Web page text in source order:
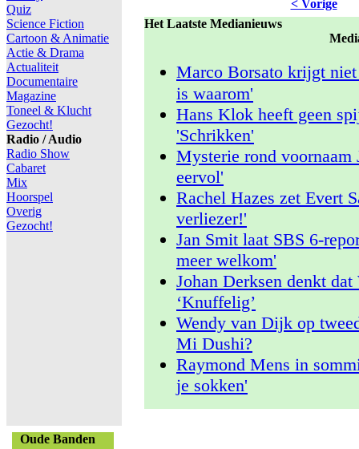
Quiz
Science Fiction
Cartoon & Animatie
Actie & Drama
Actualiteit
Documentaire
Magazine
Toneel & Klucht
Gezocht!
Radio / Audio
Radio Show
Cabaret
Mix
Hoorspel
Overig
Gezocht!
Oude Banden
< Vorige
Het Laatste Medianieuws
Marco Borsato krijgt
is waarom'
Hans Klok heeft geen
'Schrikken'
Mysterie rond voornaam
eervol'
Rachel Hazes zet Evert
verliezer!'
Jan Smit laat SBS 6-
meer welkom'
Johan Derksen denkt
‘Knuffelig’
Wendy van Dijk op
Mi Dushi?
Raymond Mens in
je sokken'